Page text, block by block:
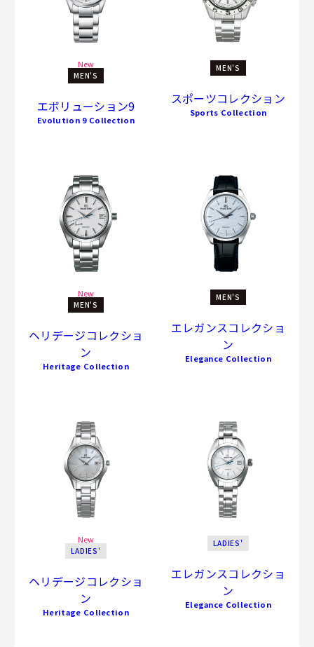
New
MEN'S
エボリューション9
Evolution 9 Collection
MEN'S
スポーツコレクション
Sports Collection
New
MEN'S
ヘリデージコレクショ
ン
Heritage Collection
MEN'S
エレガンスコレクショ
ン
Elegance Collection
New
LADIES'
ヘリデージコレクショ
ン
Heritage Collection
LADIES'
エレガンスコレクショ
ン
Elegance Collection